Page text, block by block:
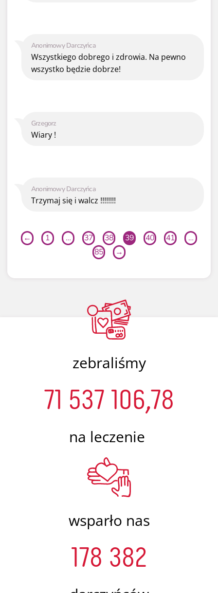
Anonimowy Darczyńca
Trzymaj się i walcz !!!!!!!!
Grzegorz
Wiary !
Anonimowy Darczyńca
Wszystkiego dobrego i zdrowia. Na pewno
wszystko będzie dobrze!
← 1 … 37 38 39 40 41
…
85
→
zebraliśmy
71 537 106,78
na leczenie
wsparło nas
178 382